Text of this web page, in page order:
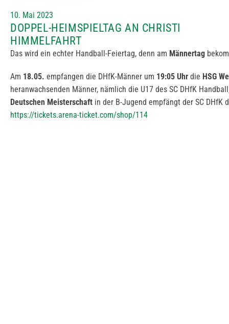
10. Mai 2023
DOPPEL-HEIMSPIELTAG AN CHRISTI
HIMMELFAHRT
Das wird ein echter Handball-Feiertag, denn am Männertag
Am 18.05. empfangen die DHfK-Männer um 19:05 Uhr die HSG
heranwachsenden Männer, nämlich die U17 des SC DHfK
Deutschen Meisterschaft in der B-Jugend empfängt der SC DHfK
https://tickets.arena-ticket.com/shop/114